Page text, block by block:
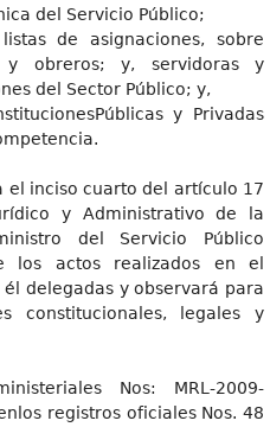
del Servicio Público;
de asignaciones, sobre
y obreros; y, servidoras y
del Sector Público; y,
y Privadas
el inciso cuarto del artículo 17
y Administrativo de la
del Servicio Público
los actos realizados en el
delegadas y observará para
constitucionales, legales y
Nos: MRL-2009-
registros oficiales Nos. 48